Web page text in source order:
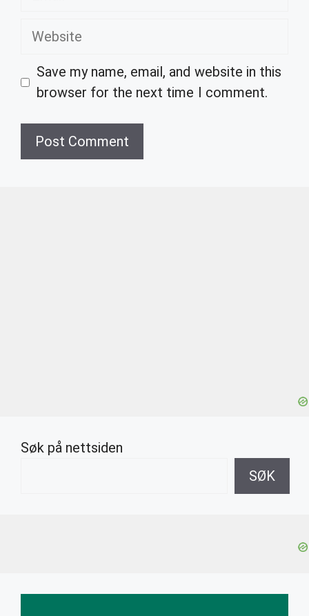
Website
Save my name, email, and website in this
browser for the next time I comment.
Søk på nettsiden
SØK